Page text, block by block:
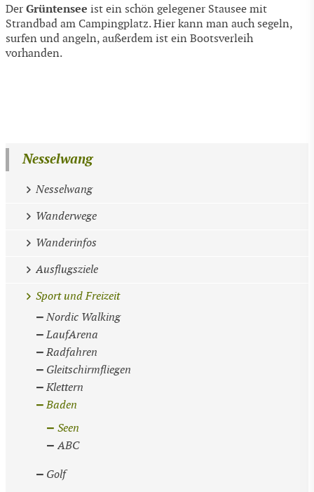
Der Grüntensee ist ein schön gelegener Stausee mit
Strandbad am Campingplatz. Hier kann man auch segeln,
surfen und angeln, außerdem ist ein Bootsverleih
vorhanden.
Nesselwang
Nesselwang
Wanderwege
Wanderinfos
Ausflugsziele
Sport und Freizeit
Nordic Walking
LaufArena
Radfahren
Gleitschirmfliegen
Klettern
Baden
Seen
ABC
Golf